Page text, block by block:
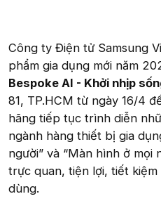
Công ty Điện tử Samsung
phẩm gia dụng mới năm
Bespoke AI - Khởi nhịp
81, TP.HCM từ ngày 16/4
hãng tiếp tục trình diễn
ngành hàng thiết bị gia
người” và “Màn hình ở mọi
trực quan, tiện lợi, tiết
dùng.